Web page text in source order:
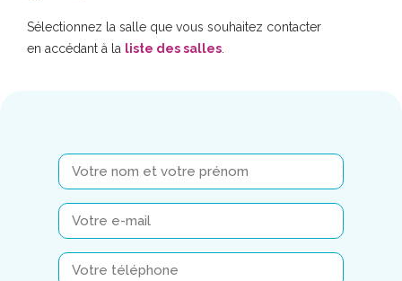
Sélectionnez la salle que vous souhaitez contacter
en accédant à la liste des salles.